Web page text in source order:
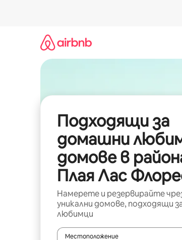
Подходящи за
домашни
домове в
Плая Лас
Намерете и резервирайте
уникални домове, подходящи
любимци
Местоположение